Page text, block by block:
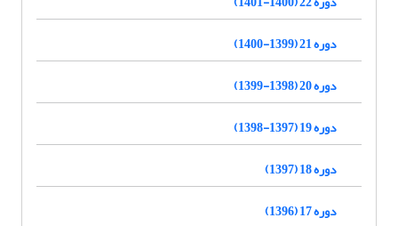
دوره 21 (1399-1400)
دوره 20 (1398-1399)
دوره 19 (1397-1398)
دوره 18 (1397)
دوره 17 (1396)